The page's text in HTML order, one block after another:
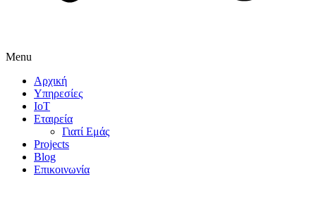
Menu
Αρχική
Υπηρεσίες
IoT
Εταιρεία
Γιατί Εμάς
Projects
Blog
Επικοινωνία